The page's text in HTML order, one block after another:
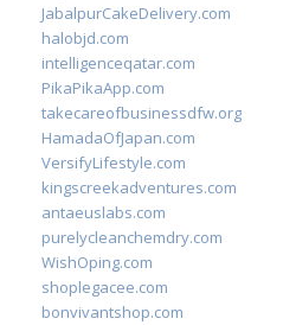
JabalpurCakeDelivery.com
halobjd.com
intelligenceqatar.com
PikaPikaApp.com
takecareofbusinessdfw.org
HamadaOfJapan.com
VersifyLifestyle.com
kingscreekadventures.com
antaeuslabs.com
purelycleanchemdry.com
WishOping.com
shoplegacee.com
bonvivantshop.com